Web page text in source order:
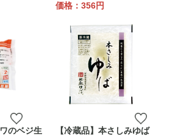
価格：356円
のベジ生
【冷蔵品】本さしみゆば